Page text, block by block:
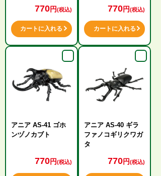
770円(税込)
カートに入れる
770円(税込)
カートに入れる
アニア AS-41 ゴホ
ンヅノカブト
770円(税込)
アニア AS-40 ギラ
ファノコギリクワガ
タ
770円(税込)